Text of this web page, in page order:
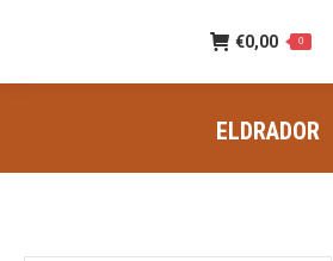
€0,00 0
ELDRADOR